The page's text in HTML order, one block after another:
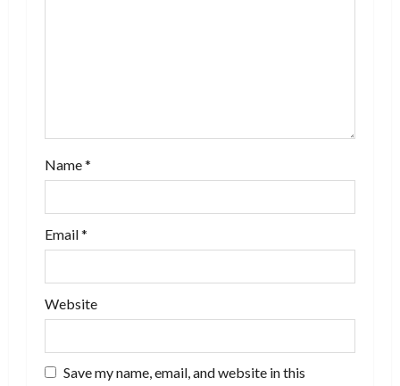
Name*
Email*
Website
Save my name, email, and website in this